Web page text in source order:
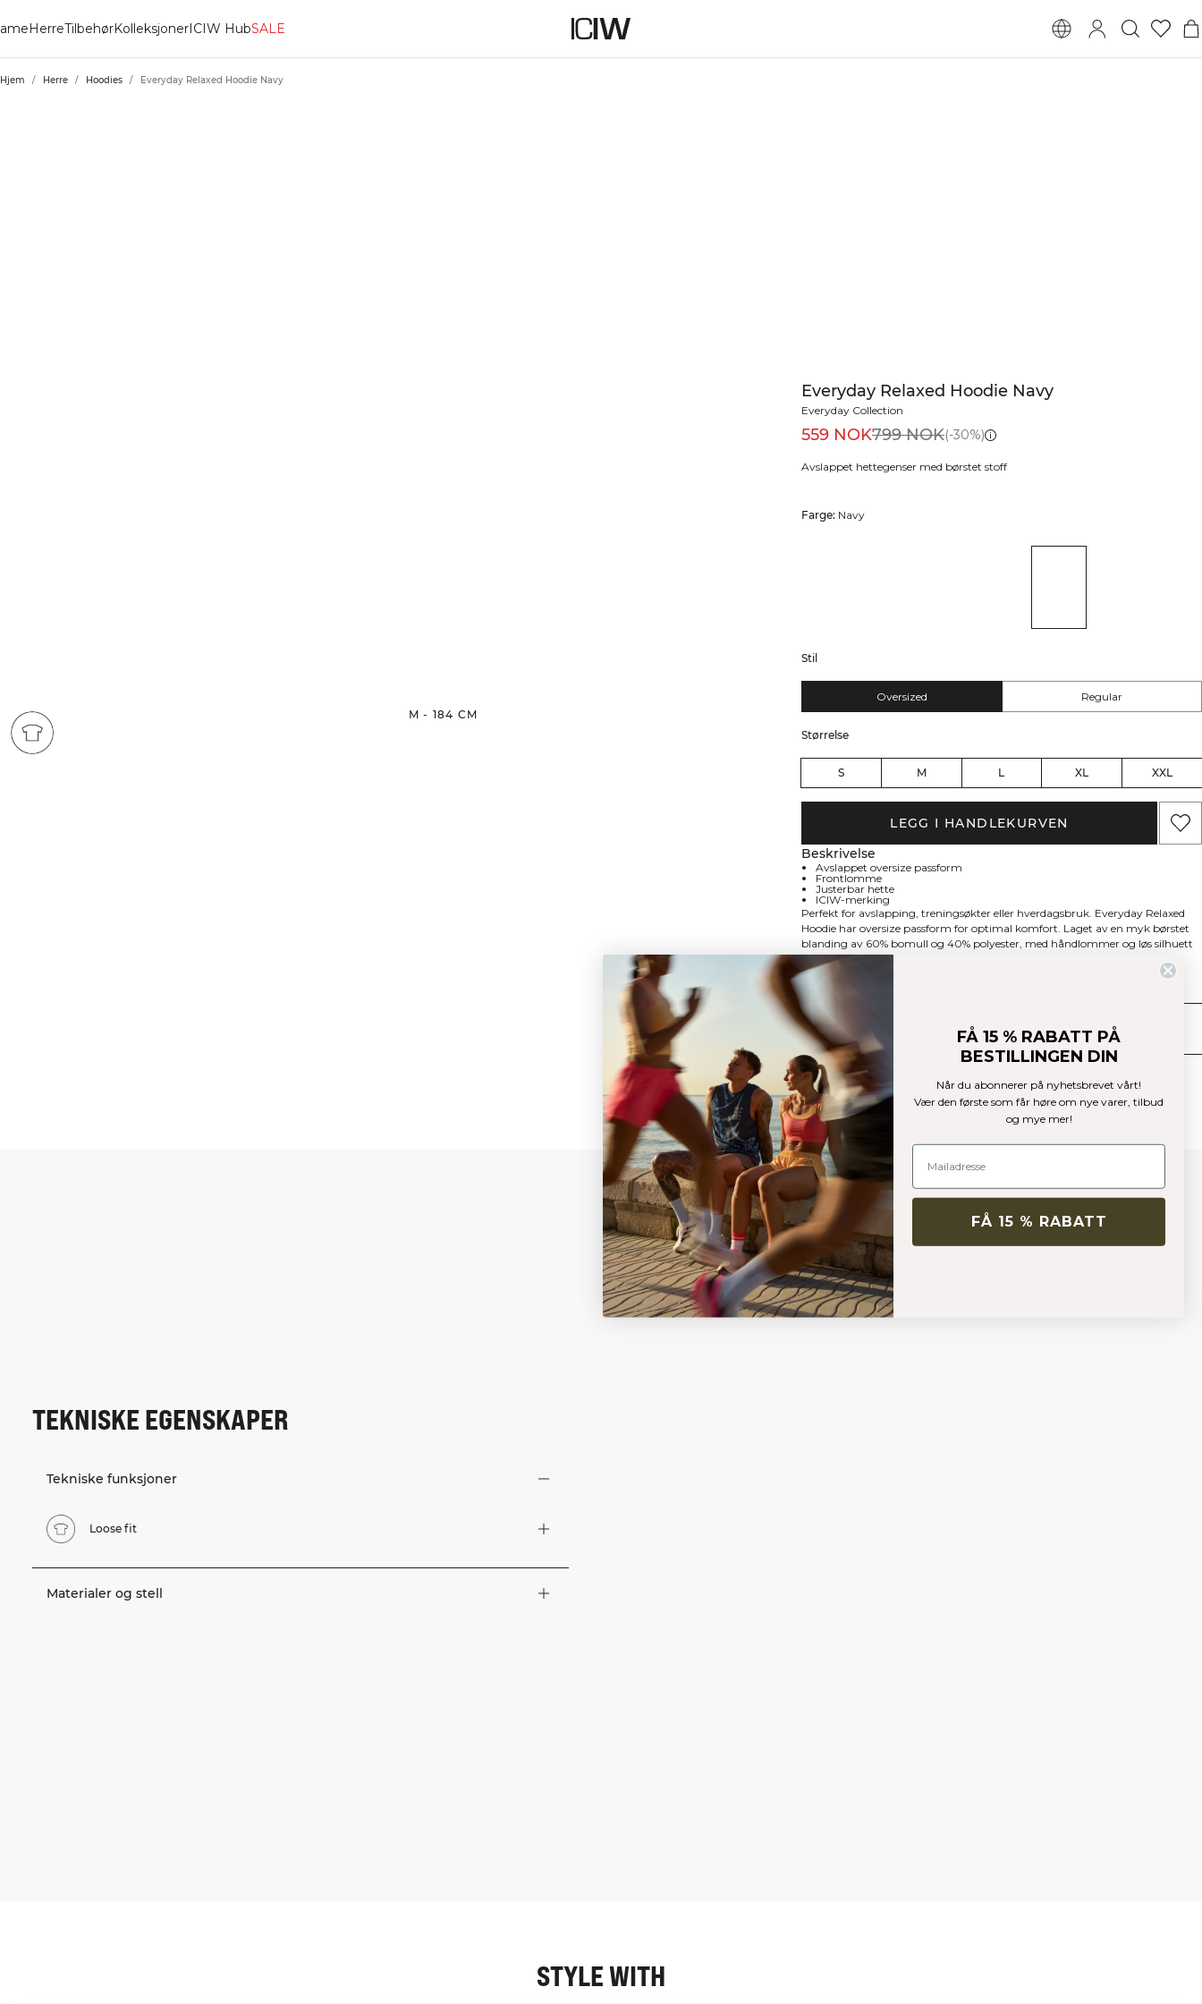
HerreTilbehørKolleksjonerICIW HubSALE
Hjem / Herre / Hoodies / Everyday Relaxed Hoodie Navy
M - 184 CM
Everyday Relaxed Hoodie Navy
Everyday Collection
559 NOK799 NOK(-30%)
Avslappet hettegenser med børstet stoff
Farge: Navy
Stil
Oversized Regular
Størrelse
S M L XL XXL
LEGG I HANDLEKURVEN
Beskrivelse
Avslappet oversize passform
Frontlomme
Justerbar hette
ICIW-merking
Perfekt for avslapping, treningsøkter eller hverdagsbruk. Everyday Relaxed
Hoodie har oversize passform for optimal komfort. Laget av en myk børstet
blanding av 60% bomull og 40% polyester, med håndlommer og løs silhuett
som gjør den til en enkel favoritt-hettegenser for enhver anledning.
Levering og retur
Lignende produkter
TEKNISKE EGENSKAPER
Tekniske funksjoner
Loose fit
Materialer og stell
STYLE WITH
FÅ 15 % RABATT PÅ
BESTILLINGEN DIN
Når du abonnerer på nyhetsbrevet vårt!
Vær den første som får høre om nye varer, tilbud
og mye mer!
FÅ 15 % RABATT